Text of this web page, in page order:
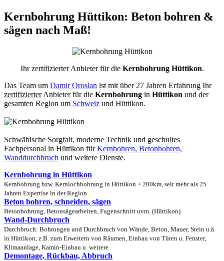
Kernbohrung Hüttikon: Beton bohren &
sägen nach Maß!
Ihr zertifizierter Anbieter für die Kernbohrung Hüttikon.
Das Team um Damir Oroslan ist mit über 27 Jahren Erfahrung Ihr
zertifizierterAnbieter für die Kernbohrung in Hüttikon und der
gesamten Region um Schweiz und Hüttikon.
Schwäbische Sorgfalt, moderne Technik und geschultes
Fachpersonal in Hüttikon fürKernbohren, Betonbohren,
Wanddurchbruch und weitere Dienste.
Kernbohrung in Hüttikon
Kernbohrung bzw. Kernlochbohrung in Hüttikon + 200km, seit mehr als 25
Jahren Expertise in der Region
Beton bohren, schneiden, sägen
Betonbohrung, Betonsägearbeiten, Fugenschnitt uvm. (Hüttikon)
Wand-Durchbruch
Durchbruch: Bohrungen und Durchbruch von Wände, Beton, Mauer, Stein u.ä
in Hüttikon, z.B. zum Erweitern von Räumen, Einbau von Türen u. Fenster,
Klimaanlage, Kamin-Einbau u. weitere
Demontage, Rückbau, Abbruch